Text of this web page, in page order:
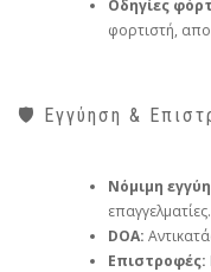
Οδηγίες
φορτιστή,
🛡️ Εγγύηση &
Νόμιμη
επαγγελματίες.
DOA:
Επιστροφές: